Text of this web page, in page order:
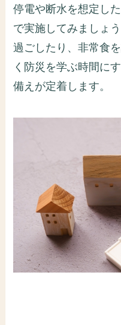
停電や断水を想定し
で実施してみましょ
過ごしたり、非常食
く防災を学ぶ時間に
備えが定着します。